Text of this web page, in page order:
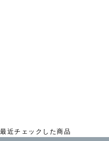
最近チェックした商品